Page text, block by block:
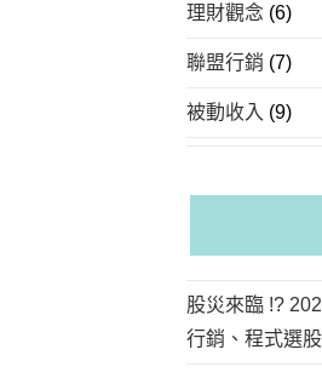
理財觀念 (6)
聯盟行銷 (7)
被動收入 (9)
股災來臨 !?
行銷、程式選